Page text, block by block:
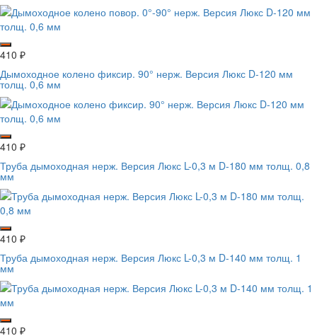
410 ₽
Дымоходное колено фиксир. 90° нерж. Версия Люкс D-120 мм
толщ. 0,6 мм
410 ₽
Труба дымоходная нерж. Версия Люкс L-0,3 м D-180 мм толщ. 0,8
мм
410 ₽
Труба дымоходная нерж. Версия Люкс L-0,3 м D-140 мм толщ. 1
мм
410 ₽